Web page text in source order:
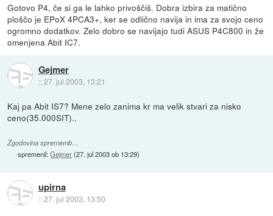
Gotovo P4, če si ga le lahko privoščiš. Dobra izbira za matično
ploščo je EPoX 4PCA3+, ker se odlično navija in ima za svojo ceno
ogromno dodatkov. Zelo dobro se navijajo tudi ASUS P4C800 in že
omenjena Abit IC7.
Gejmer
::27. jul 2003, 13:21
Kaj pa Abit IS7? Mene zelo zanima kr ma velik stvari za nisko
ceno(35.000SIT)..
Zgodovina sprememb…
spremenil:Gejmer(27. jul 2003 ob 13:29)
upirna
::27. jul 2003, 13:50